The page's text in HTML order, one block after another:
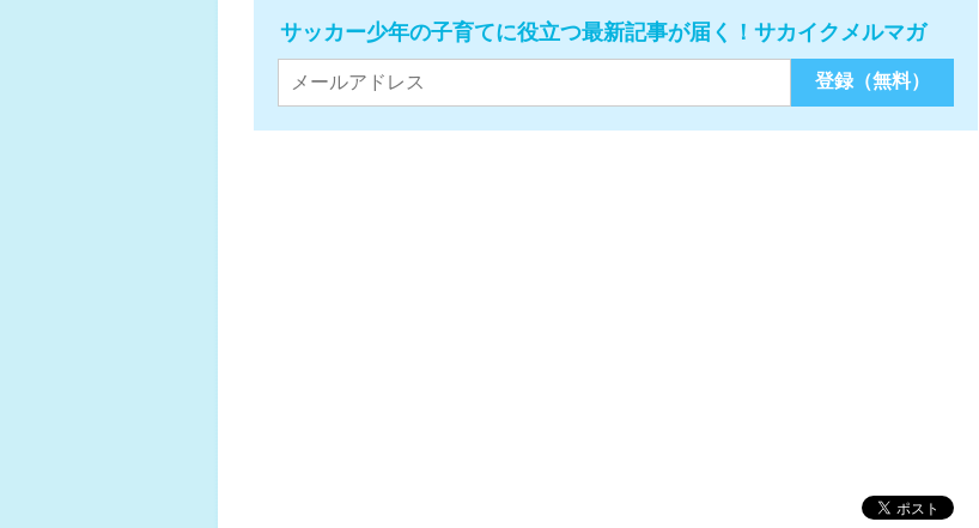
サッカー少年の子育てに役立つ最新記事が届く！サカイクメルマガ